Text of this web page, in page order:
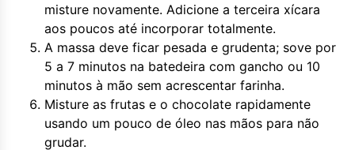
misture novamente. Adicione a terceira xícara
aos poucos até incorporar totalmente.
A massa deve ficar pesada e grudenta; sove por
5 a 7 minutos na batedeira com gancho ou 10
minutos à mão sem acrescentar farinha.
Misture as frutas e o chocolate rapidamente
usando um pouco de óleo nas mãos para não
grudar.